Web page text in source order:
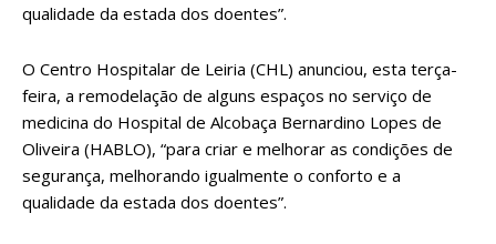
qualidade da estada dos doentes”.
O Centro Hospitalar de Leiria (CHL) anunciou, esta terça-
feira, a remodelação de alguns espaços no serviço de
medicina do Hospital de Alcobaça Bernardino Lopes de
Oliveira (HABLO), “para criar e melhorar as condições de
segurança, melhorando igualmente o conforto e a
qualidade da estada dos doentes”.